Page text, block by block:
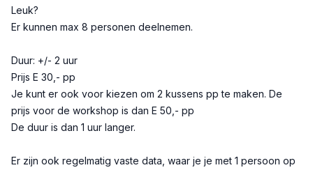
Leuk?
Er kunnen max 8 personen deelnemen.
Duur: +/- 2 uur
Prijs E 30,- pp
Je kunt er ook voor kiezen om 2 kussens pp te maken. De
prijs voor de workshop is dan E 50,- pp
De duur is dan 1 uur langer.
Er zijn ook regelmatig vaste data, waar je je met 1 persoon op